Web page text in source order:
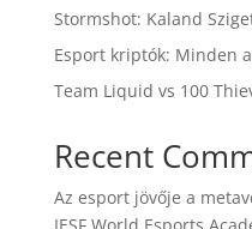
Stormshot: Kaland
Esport kriptók: Minden
Team Liquid vs 100
Recent
Az esport jövője a
IESF World Esports